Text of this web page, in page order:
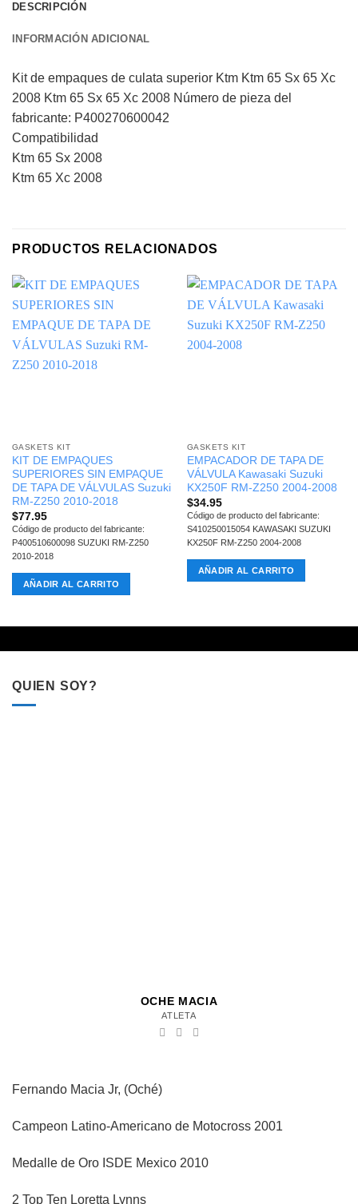
DESCRIPCIÓN
INFORMACIÓN ADICIONAL
Kit de empaques de culata superior Ktm Ktm 65 Sx 65 Xc
2008 Ktm 65 Sx 65 Xc 2008 Número de pieza del
fabricante: P400270600042
Compatibilidad
Ktm 65 Sx 2008
Ktm 65 Xc 2008
PRODUCTOS RELACIONADOS
GASKETS KIT
KIT DE EMPAQUES
SUPERIORES SIN EMPAQUE
DE TAPA DE VÁLVULAS Suzuki
RM-Z250 2010-2018
$77.95
Código de producto del fabricante:
P400510600098 SUZUKI RM-Z250
2010-2018
AÑADIR AL CARRITO
GASKETS KIT
EMPACADOR DE TAPA DE
VÁLVULA Kawasaki Suzuki
KX250F RM-Z250 2004-2008
$34.95
Código de producto del fabricante:
S410250015054 KAWASAKI SUZUKI
KX250F RM-Z250 2004-2008
AÑADIR AL CARRITO
QUIEN SOY?
OCHE MACIA
ATLETA
Fernando Macia Jr, (Oché)
Campeon Latino-Americano de Motocross 2001
Medalle de Oro ISDE Mexico 2010
2 Top Ten Loretta Lynns